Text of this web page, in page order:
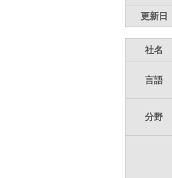
更新日
社名
言語
分野